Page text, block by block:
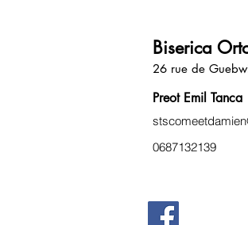
Biserica
26 rue de
Preot Emil Tanca
0687132139